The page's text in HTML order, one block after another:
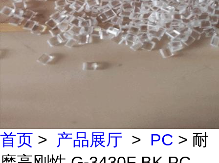
首页 > 产品展厅 > PC > 耐